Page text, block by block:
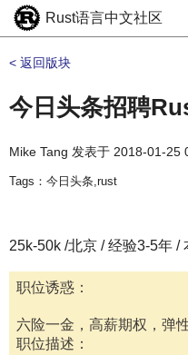
Rust语言中文社区
< 返回版块
今日头条招聘
Mike Tang 发表于 2018-01-25
Tags：今日头条,rust
25k-50k /北京 / 经验3-5年 /
职位诱惑：
六险一金，高薪期权，弹
职位描述：